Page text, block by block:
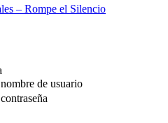
– Rompe el Silencio
de usuario